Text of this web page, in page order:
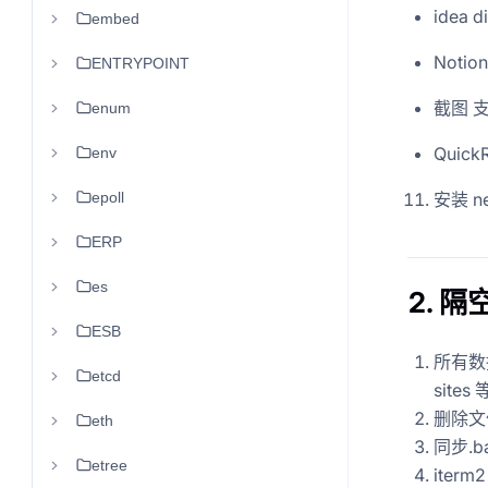
embed
ENTRYPOINT
enum
env
epoll
ERP
es
ESB
etcd
eth
etree
idea
Notion
截图
安装
2. 隔
所有
sites
删除
同步